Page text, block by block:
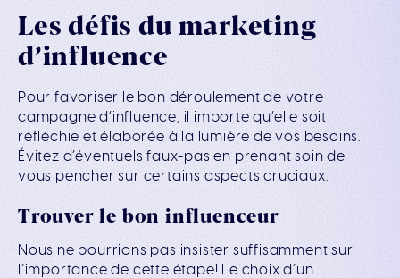
Les défis du marketing
d’influence
Pour favoriser le bon déroulement de votre
campagne d’influence, il importe qu’elle soit
réfléchie et élaborée à la lumière de vos besoins.
Évitez d’éventuels faux-pas en prenant soin de
vous pencher sur certains aspects cruciaux.
Trouver le bon influenceur
Nous ne pourrions pas insister suffisamment sur
l’importance de cette étape! Le choix d’un